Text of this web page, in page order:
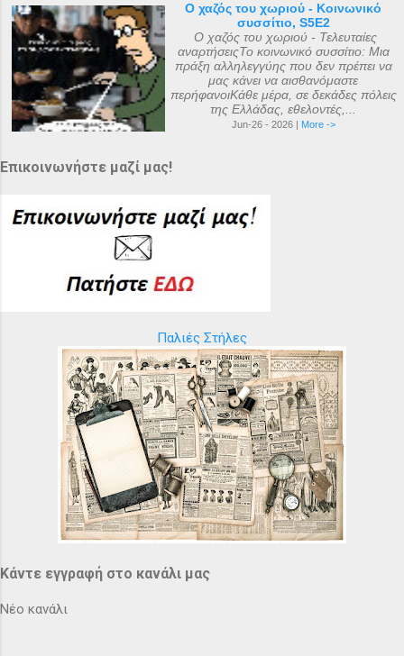
Ο χαζός του χωριού - Κοινωνικό
συσσίτιο, S5E2
Ο χαζός του χωριού - Τελευταίες
αναρτήσειςΤο κοινωνικό συσσίτιο: Μια
πράξη αλληλεγγύης που δεν πρέπει να
μας κάνει να αισθανόμαστε
περήφανοιΚάθε μέρα, σε δεκάδες πόλεις
της Ελλάδας, εθελοντές,...
Jun-26 - 2026 | More ->
Επικοινωνήστε μαζί μας!
Παλιές Στήλες
Κάντε εγγραφή στο κανάλι μας
Νέο κανάλι